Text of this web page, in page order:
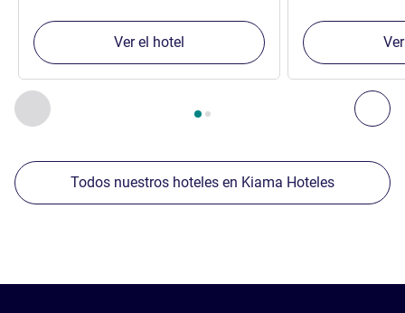
Anterior - Nuestros establecimientos cercanos
Página , Nuestros establecimientos cercanos 1 :,
Ver el hotel
Todos nuestros hoteles en Kiama Hoteles